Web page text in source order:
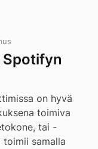
Spotifyn
on hyvä
toimiva
tai -
toimii samalla